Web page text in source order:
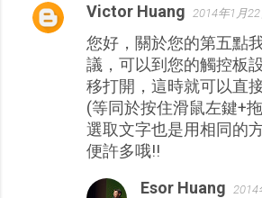
留
Victor Huang 2014年1月
您好，關於您的第五點
議，可以到您的觸控板
移打開，這時就可以直
(等同於按住滑鼠左鍵+
選取文字也是用相同的
便許多哦!!
Esor Huang 2014